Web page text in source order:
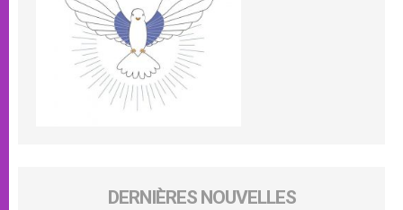
DERNIÈRES NOUVELLES